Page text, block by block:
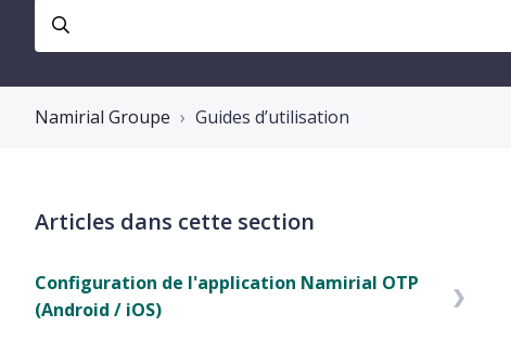
Namirial Groupe Guides d’utilisation
Articles dans cette section
Configuration de l'application Namirial OTP
(Android / iOS)